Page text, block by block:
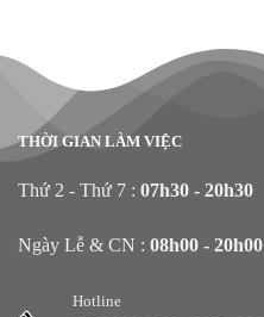
THỜI GIAN LÀM VIỆC
Thứ 2 - Thứ 7 : 07h30 - 20h30
Ngày Lễ & CN : 08h00 - 20h00
Hotline